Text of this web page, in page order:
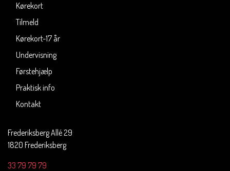
Kørekort
Tilmeld
Kørekort-17 år
Undervisning
Førstehjælp
Praktisk info
Kontakt
Frederiksberg Allé 29
1820 Frederiksberg
33 79 79 79